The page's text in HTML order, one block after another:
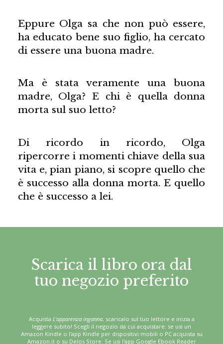
Eppure Olga sa che non può essere,
ha educato bene suo figlio, ha cercato
di essere una buona madre.
Ma è stata veramente una buona
madre, Olga? E chi è quella donna
morta sul suo letto?
Di ricordo in ricordo, Olga
ripercorre i momenti chiave della sua
vita e, pian piano, si scopre quello che
è successo alla donna morta. E quello
che è successo a lei.
Scarica il libro ora dal
tuo negozio preferito
Acquista L'apparenza inganna, scaricalo sul tuo lettore e inizia a
leggere subito! Scegli il negozio da cui acquistare: se usi un
Amazon Kindle o l'app Kindle per dispositivi mobili o PC acquista su
Amazon.it o su Delos Store. Se usi l'app Google Ebook Reader